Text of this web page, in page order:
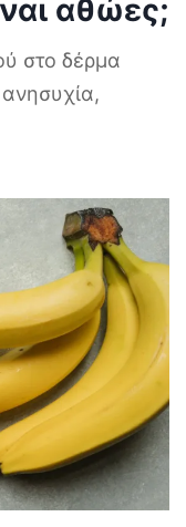
αθώες;
στο δέρμα